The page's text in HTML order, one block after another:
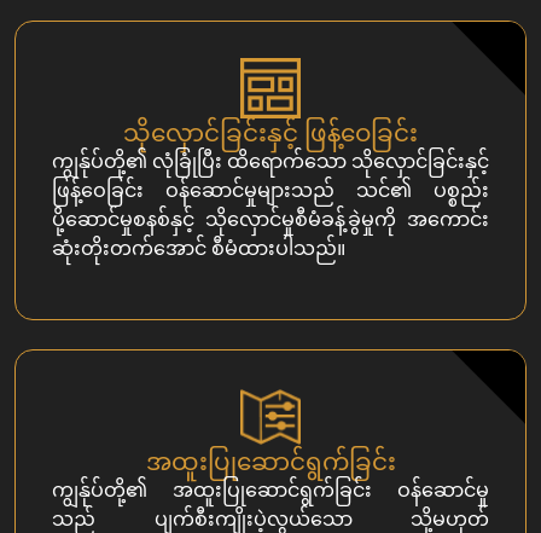
သိုလှောင်ခြင်းနှင့် ဖြန့်ဝေခြင်း
ကျွန်ုပ်တို့၏ လုံခြုံပြီး ထိရောက်သော သိုလှောင်ခြင်းနှင့်
ဖြန့်ဝေခြင်း ဝန်ဆောင်မှုများသည် သင်၏ ပစ္စည်း
ပို့ဆောင်မှုစနစ်နှင့် သိုလှောင်မှုစီမံခန့်ခွဲမှုကို အကောင်း
ဆုံးတိုးတက်အောင် စီမံထားပါသည်။
အထူးပြုဆောင်ရွက်ခြင်း
ကျွန်ုပ်တို့၏ အထူးပြုဆောင်ရွက်ခြင်း ဝန်ဆောင်မှု
သည် ပျက်စီးကျိုးပဲ့လွယ်သော သို့မဟုတ်